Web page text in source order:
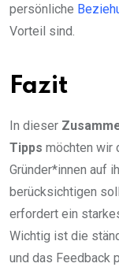
persönliche
Vorteil sind.
Fazit
In dieser
Tipps möchten wir
Gründer*innen auf
berücksichtigen
erfordert ein
Wichtig ist die
und das Feedback